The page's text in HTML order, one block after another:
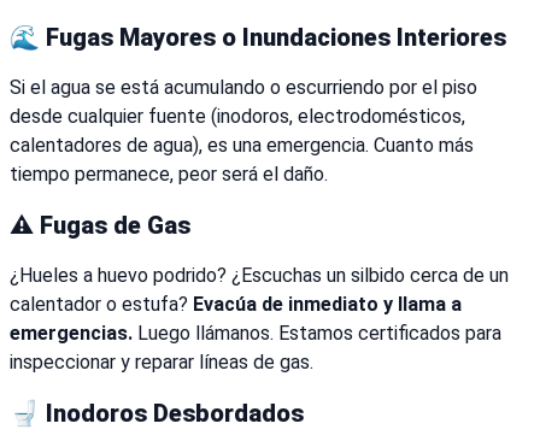
🌊 Fugas Mayores o Inundaciones Interiores
Si el agua se está acumulando o escurriendo por el piso
desde cualquier fuente (inodoros, electrodomésticos,
calentadores de agua), es una emergencia. Cuanto más
tiempo permanece, peor será el daño.
⚠️ Fugas de Gas
¿Hueles a huevo podrido? ¿Escuchas un silbido cerca de un
calentador o estufa? Evacúa de inmediato y llama a
emergencias. Luego llámanos. Estamos certificados para
inspeccionar y reparar líneas de gas.
🚽 Inodoros Desbordados